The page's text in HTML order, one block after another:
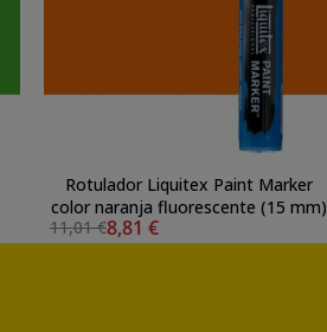
Rotulador Liquitex Paint Marker
color naranja fluorescente (15 mm)
11,01 €8,81 €